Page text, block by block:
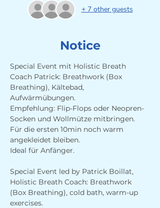
+ 7 other guests
Notice
Special Event mit Holistic Breath
Coach Patrick: Breathwork (Box
Breathing), Kältebad,
Aufwärmübungen.
Empfehlung: Flip-Flops oder Neopren-
Socken und Wollmütze mitbringen.
Für die ersten 10min noch warm
angekleidet bleiben.
Ideal für Anfänger.
Special Event led by Patrick Boillat,
Holistic Breath Coach: Breathwork
(Box Breathing), cold bath, warm-up
exercises.